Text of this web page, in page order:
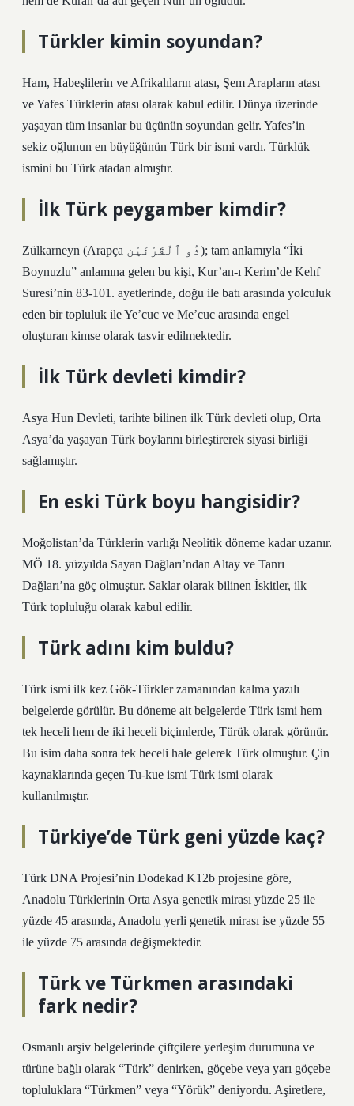
Türkler kimin soyundan?
Ham, Habeşlilerin ve Afrikalıların atası, Şem Arapların atası
ve Yafes Türklerin atası olarak kabul edilir. Dünya üzerinde
yaşayan tüm insanlar bu üçünün soyundan gelir. Yafes’in
sekiz oğlunun en büyüğünün Türk bir ismi vardı. Türklük
ismini bu Türk atadan almıştır.
İlk Türk peygamber kimdir?
Zülkarneyn (Arapça ذُو ٱلْقَرْنَيْن); tam anlamıyla “İki
Boynuzlu” anlamına gelen bu kişi, Kur’an-ı Kerim’de Kehf
Suresi’nin 83-101. ayetlerinde, doğu ile batı arasında yolculuk
eden bir topluluk ile Ye’cuc ve Me’cuc arasında engel
oluşturan kimse olarak tasvir edilmektedir.
İlk Türk devleti kimdir?
Asya Hun Devleti, tarihte bilinen ilk Türk devleti olup, Orta
Asya’da yaşayan Türk boylarını birleştirerek siyasi birliği
sağlamıştır.
En eski Türk boyu hangisidir?
Moğolistan’da Türklerin varlığı Neolitik döneme kadar uzanır.
MÖ 18. yüzyılda Sayan Dağları’ndan Altay ve Tanrı
Dağları’na göç olmuştur. Saklar olarak bilinen İskitler, ilk
Türk topluluğu olarak kabul edilir.
Türk adını kim buldu?
Türk ismi ilk kez Gök-Türkler zamanından kalma yazılı
belgelerde görülür. Bu döneme ait belgelerde Türk ismi hem
tek heceli hem de iki heceli biçimlerde, Türük olarak görünür.
Bu isim daha sonra tek heceli hale gelerek Türk olmuştur. Çin
kaynaklarında geçen Tu-kue ismi Türk ismi olarak
kullanılmıştır.
Türkiye’de Türk geni yüzde kaç?
Türk DNA Projesi’nin Dodekad K12b projesine göre,
Anadolu Türklerinin Orta Asya genetik mirası yüzde 25 ile
yüzde 45 arasında, Anadolu yerli genetik mirası ise yüzde 55
ile yüzde 75 arasında değişmektedir.
Türk ve Türkmen arasındaki
fark nedir?
Osmanlı arşiv belgelerinde çiftçilere yerleşim durumuna ve
türüne bağlı olarak “Türk” denirken, göçebe veya yarı göçebe
topluluklara “Türkmen” veya “Yörük” deniyordu. Aşiretlere,